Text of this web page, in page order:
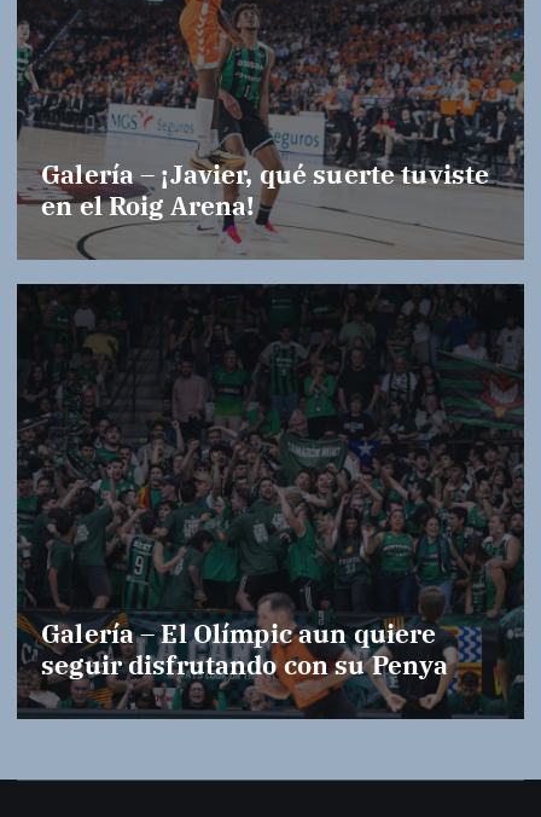
Galería – ¡Javier, qué suerte tuviste
en el Roig Arena!
Galería – El Olímpic aun quiere
seguir disfrutando con su Penya